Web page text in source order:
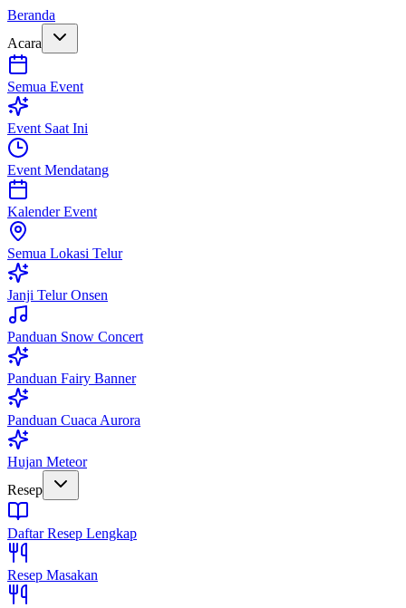
Beranda
Acara
Semua Event
Event Saat Ini
Event Mendatang
Kalender Event
Semua Lokasi Telur
Janji Telur Onsen
Panduan Snow Concert
Panduan Fairy Banner
Panduan Cuaca Aurora
Hujan Meteor
Resep
Daftar Resep Lengkap
Resep Masakan